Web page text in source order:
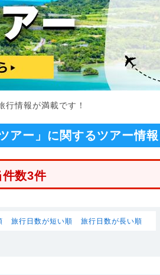
情報が満載です！
ー」に関するツアー情報
件数3件
旅行日数が短い順 旅行日数が長い順